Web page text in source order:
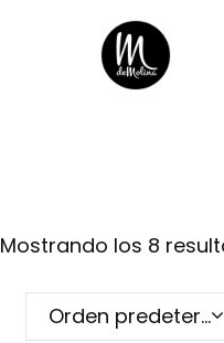
Mostrando los 8
Orden predeterminado